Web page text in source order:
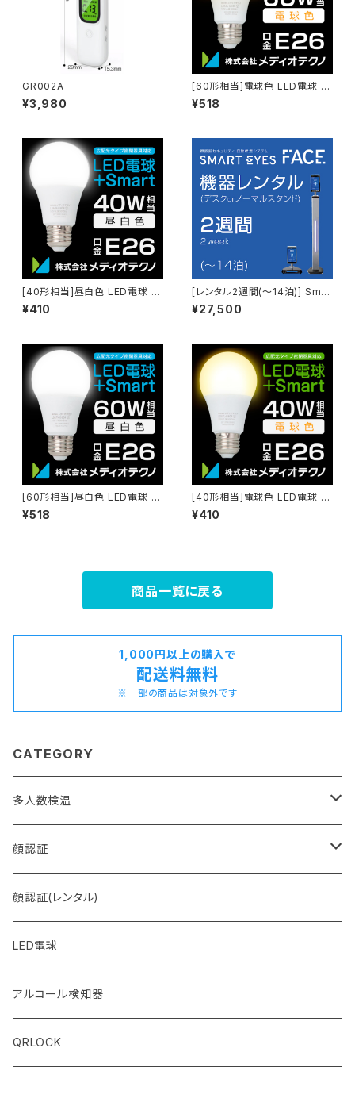
GR002A
¥3,980
[60形相当]電球色 LED電球 +
Smart
¥518
[40形相当]昼白色 LED電球 +
Smart
¥410
[レンタル2週間(～14泊)] Smar
teyes FACE + ノーマルorデス
クスタンド
¥27,500
[60形相当]昼白色 LED電球 +
Smart
¥518
[40形相当]電球色 LED電球 +
Smart
¥410
商品一覧に戻る
1,000円以上の購入で
配送料無料
※一部の商品は対象外です
CATEGORY
多人数検温
MULTI＋ (マルチプラス)
MULTI (マルチ)
顔認証
FACE (フェイス)
顔認証(レンタル)
LED電球
アルコール検知器
QRLOCK